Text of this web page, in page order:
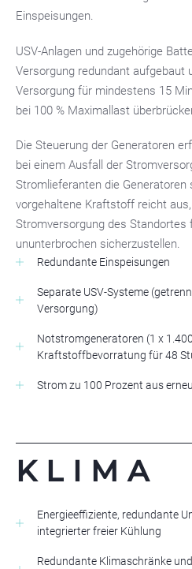
Einspeisungen.
USV-Anlagen und zugehörige
Versorgung redundant aufgebaut
Versorgung für mindestens 15
bei 100 % Maximallast
Die Steuerung der Generatoren
bei einem Ausfall der
Stromlieferanten die
vorgehaltene Kraftstoff reicht
Stromversorgung des Standortes
ununterbrochen sicherzustellen.
Redundante Einspeisungen
Separate USV-Systeme
Versorgung)
Notstromgeneratoren (1 x
Kraftstoffbevorratung für 48
Strom zu 100 Prozent aus
KLIMA
Energieeffiziente, redundante
integrierter freier Kühlung
Redundante Klimaschränke